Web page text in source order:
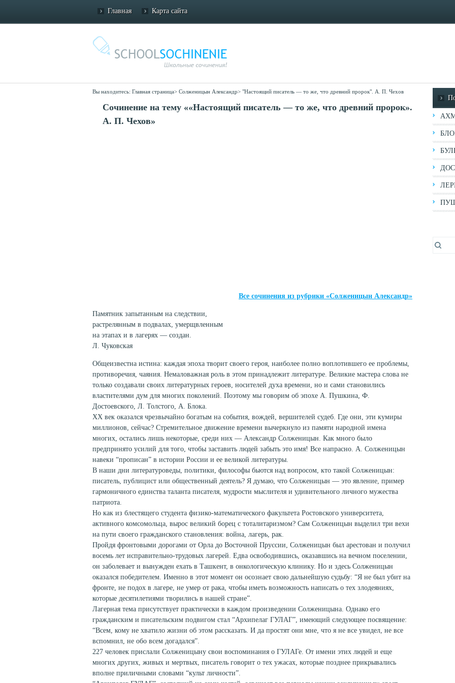
Главная Карта сайта
Вы находитесь: Главная страница> Солженицын Александр> "Настоящий писатель — то же, что древний пророк". А. П. Чехов
Сочинение на тему ««Настоящий писатель — то же, что древний пророк».
А. П. Чехов»
Все сочинения из рубрики «Солженицын Александр»
Памятник запытанным на следствии,
растрелянным в подвалах, умерщвленным
на этапах и в лагерях — создан.
Л. Чуковская
Общеизвестна истина: каждая эпоха творит своего героя, наиболее полно воплотившего ее проблемы,
противоречия, чаяния. Немаловажная роль в этом принадлежит литературе. Великие мастера слова не
только создавали своих литературных героев, носителей духа времени, но и сами становились
властителями дум для многих поколений. Поэтому мы говорим об эпохе А. Пушкина, Ф.
Достоевского, Л. Толстого, А. Блока.
XX век оказался чрезвычайно богатым на события, вождей, вершителей судеб. Где они, эти кумиры
миллионов, сейчас? Стремительное движение времени вычеркнуло из памяти народной имена
многих, остались лишь некоторые, среди них — Александр Солженицын. Как много было
предпринято усилий для того, чтобы заставить людей забыть это имя! Все напрасно. А. Солженицын
навеки “прописан” в истории России и ее великой литературы.
В наши дни литературоведы, политики, философы бьются над вопросом, кто такой Солженицын:
писатель, публицист или общественный деятель? Я думаю, что Солженицын — это явление, пример
гармоничного единства таланта писателя, мудрости мыслителя и удивительного личного мужества
патриота.
Но как из блестящего студента физико-математического факультета Ростовского университета,
активного комсомольца, вырос великий борец с тоталитаризмом? Сам Солженицын выделил три вехи
на пути своего гражданского становления: война, лагерь, рак.
Пройдя фронтовыми дорогами от Орла до Восточной Пруссии, Солженицын был арестован и получил
восемь лет исправительно-трудовых лагерей. Едва освободившись, оказавшись на вечном поселении,
он заболевает и вынужден ехать в Ташкент, в онкологическую клинику. Но и здесь Солженицын
оказался победителем. Именно в этот момент он осознает свою дальнейшую судьбу: “Я не был убит на
фронте, не подох в лагере, не умер от рака, чтобы иметь возможность написать о тех злодеяниях,
которые десятилетиями творились в нашей стране”.
Лагерная тема присутствует практически в каждом произведении Солженицына. Однако его
гражданским и писательским подвигом стал “Архипелаг ГУЛАГ”, имеющий следующее посвящение:
“Всем, кому не хватило жизни об этом рассказать. И да простят они мне, что я не все увидел, не все
вспомнил, не обо всем догадался”.
227 человек прислали Солженицыну свои воспоминания о ГУЛАГе. От имени этих людей и еще
многих других, живых и мертвых, писатель говорит о тех ужасах, которые позднее прикрывались
вполне приличными словами “культ личности”.